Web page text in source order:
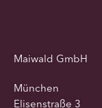
Maiwald GmbH
München
Elisenstraße 3